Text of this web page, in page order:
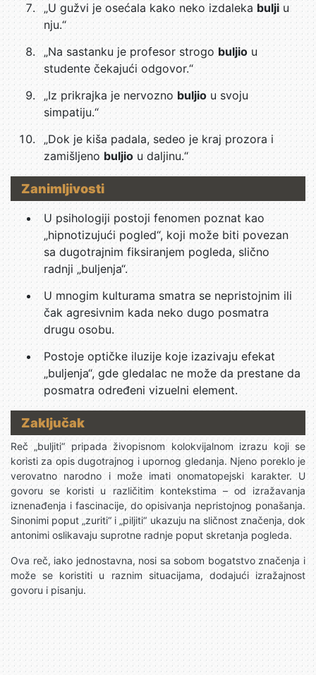
„U gužvi je osećala kako neko izdaleka buljiu
nju.“
„Na sastanku je profesor strogobuljio u
studente čekajući odgovor.“
„Iz prikrajka je nervozno buljio u svoju
simpatiju.“
„Dok je kiša padala, sedeo je kraj prozora i
zamišljeno buljio u daljinu.“
Zanimljivosti
U psihologiji postoji fenomen poznat kao
„hipnotizujući pogled“, koji može biti povezan
sa dugotrajnim fiksiranjem pogleda, slično
radnji „buljenja“.
U mnogim kulturama smatra se nepristojnim ili
čak agresivnim kada neko dugo posmatra
drugu osobu.
Postoje optičke iluzije koje izazivaju efekat
„buljenja“, gde gledalac ne može da prestane da
posmatra određeni vizuelni element.
Zaključak
Reč „buljiti“ pripada živopisnom kolokvijalnom izrazu koji se
koristi za opis dugotrajnog i upornog gledanja. Njeno poreklo je
verovatno narodno i može imati onomatopejski karakter. U
govoru se koristi u različitim kontekstima – od izražavanja
iznenađenja i fascinacije, do opisivanja nepristojnog ponašanja.
Sinonimi poput „zuriti“ i „piljiti“ ukazuju na sličnost značenja, dok
antonimi oslikavaju suprotne radnje poput skretanja pogleda.
Ova reč, iako jednostavna, nosi sa sobom bogatstvo značenja i
može se koristiti u raznim situacijama, dodajući izražajnost
govoru i pisanju.